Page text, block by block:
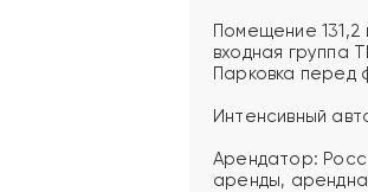
Помещение 131,2
входная группа
Парковка перед
Интенсивный
Арендатор:
аренды,